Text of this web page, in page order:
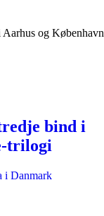
og København
bind i
trilogi
i Danmark